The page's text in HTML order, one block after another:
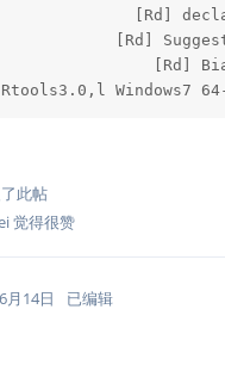
[Rd] declaring
[Rd] Suggestion:
[Rd] Bias in
Windows7
此帖
觉得很赞
月14日 已编辑